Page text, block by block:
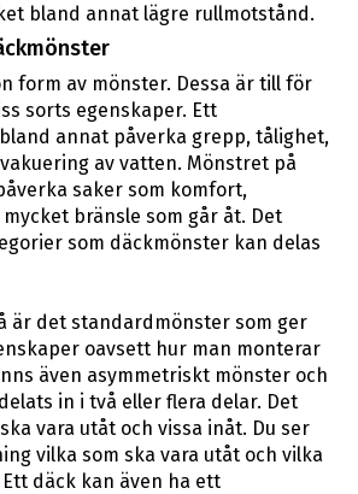
bland annat lägre rullmotstånd.
form av mönster. Dessa är till för
sorts egenskaper. Ett
annat påverka grepp, tålighet,
av vatten. Mönstret på
saker som komfort,
bränsle som går åt. Det
som däckmönster kan delas
är det standardmönster som ger
oavsett hur man monterar
även asymmetriskt mönster och
in i två eller flera delar. Det
vara utåt och vissa inåt. Du ser
vilka som ska vara utåt och vilka
däck kan även ha ett